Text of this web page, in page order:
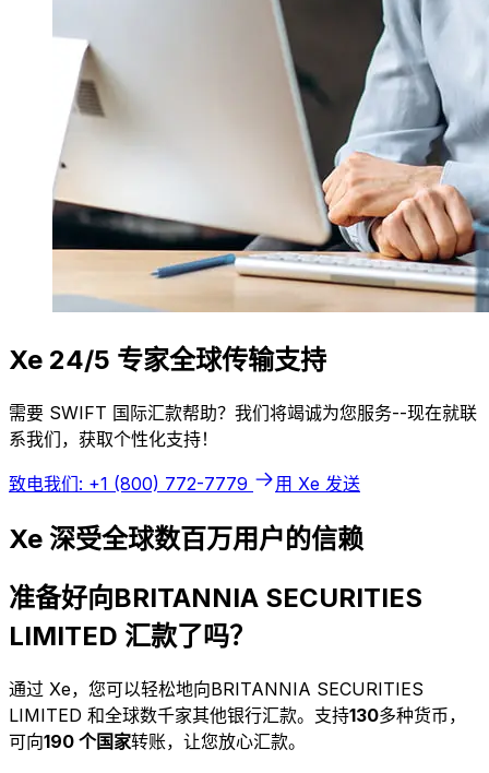
Xe 24/5 专家全球传输支持
需要 SWIFT 国际汇款帮助？我们将竭诚为您服务--现在就联
系我们，获取个性化支持！
致电我们: +1 (800) 772-7779 用 Xe 发送
Xe 深受全球数百万用户的信赖
准备好向BRITANNIA SECURITIES
LIMITED 汇款了吗？
通过 Xe，您可以轻松地向BRITANNIA SECURITIES
LIMITED 和全球数千家其他银行汇款。支持130多种货币，
可向190 个国家转账，让您放心汇款。